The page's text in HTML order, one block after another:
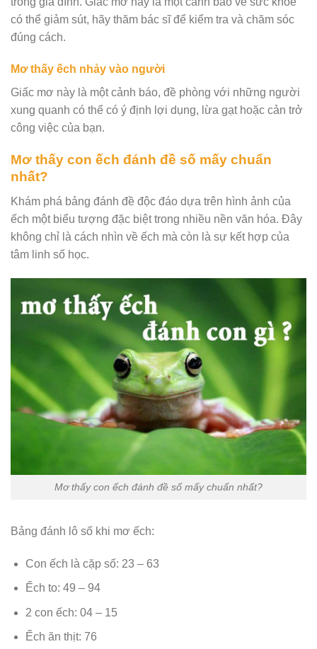
có thể giảm sút, hãy thăm bác sĩ để kiểm tra và chăm sóc
đúng cách.
Mơ thấy ếch nhảy vào người
Giấc mơ này là một cảnh báo, đề phòng với những người
xung quanh có thể có ý định lợi dụng, lừa gạt hoặc cản trở
công việc của bạn.
Mơ thấy con ếch đánh đề số mấy chuẩn
nhất?
Khám phá bảng đánh đề độc đáo dựa trên hình ảnh của
ếch một biểu tượng đặc biệt trong nhiều nền văn hóa. Đây
không chỉ là cách nhìn về ếch mà còn là sự kết hợp của
tâm linh số học.
Mơ thấy con ếch đánh đề số mấy chuẩn nhất?
Bảng đánh lô số khi mơ ếch:
Con ếch là cặp số: 23 – 63
Ếch to: 49 – 94
2 con ếch: 04 – 15
Ếch ăn thịt: 76